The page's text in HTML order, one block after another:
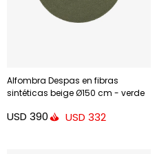
Alfombra Despas en fibras
sintéticas beige Ø150 cm - verde
USD 390 USD 332